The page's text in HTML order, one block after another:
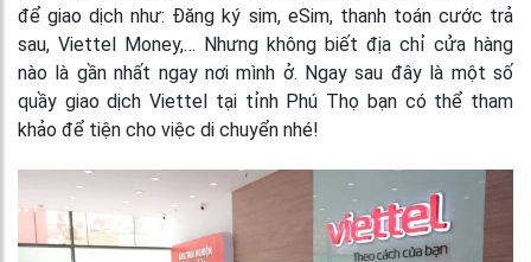
để giao dịch như: Đăng ký sim, eSim, thanh toán cước trả
sau, Viettel Money,… Nhưng không biết địa chỉ cửa hàng
nào là gần nhất ngay nơi mình ở. Ngay sau đây là một số
quầy giao dịch Viettel tại tỉnh Phú Thọ bạn có thể tham
khảo để tiện cho việc di chuyển nhé!